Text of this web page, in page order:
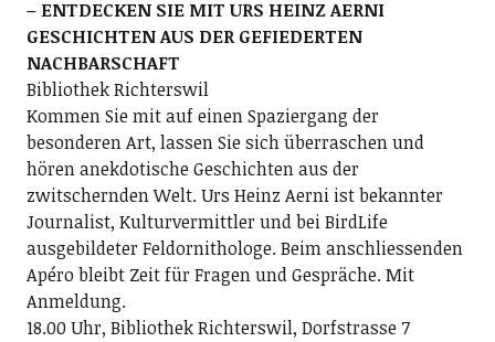
– ENTDECKEN SIE MIT URS HEINZ AERNI
GESCHICHTEN AUS DER GEFIEDERTEN
NACHBARSCHAFT
Bibliothek Richterswil
Kommen Sie mit auf einen Spaziergang der
besonderen Art, lassen Sie sich überraschen und
hören anekdotische Geschichten aus der
zwitschernden Welt. Urs Heinz Aerni ist bekannter
Journalist, Kulturvermittler und bei BirdLife
ausgebildeter Feldornithologe. Beim anschliessenden
Apéro bleibt Zeit für Fragen und Gespräche. Mit
Anmeldung.
18.00 Uhr, Bibliothek Richterswil, Dorfstrasse 7